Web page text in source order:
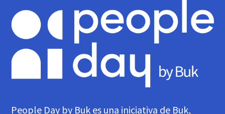
People Day by Buk es una iniciativa de Buk,